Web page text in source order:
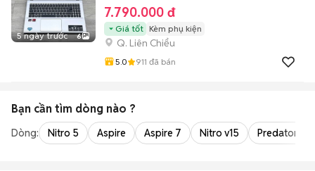
5 ngày trước 6
7.790.000 đ
Giá tốt Kèm phụ kiện
Q. Liên Chiểu
5.0 911 đã bán
Bạn cần tìm dòng nào ?
Dòng: Nitro 5 Aspire Aspire 7 Nitro v15 Predator